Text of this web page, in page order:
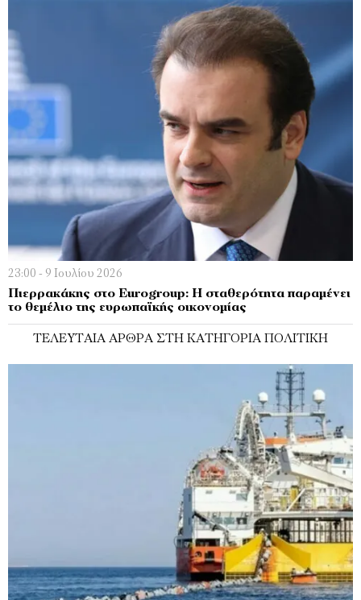
23:00 - 9 Ιουλίου 2026
Πιερρακάκης στο Eurogroup: Η σταθερότητα παραμένει
το θεμέλιο της ευρωπαϊκής οικονομίας
ΤΕΛΕΥΤΑΊΑ ΆΡΘΡΑ ΣΤΗ ΚΑΤΗΓΟΡΊΑ ΠΟΛΙΤΙΚΉ